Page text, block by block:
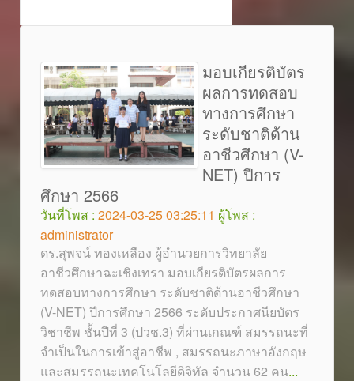
มอบเกียรติบัตร
ผลการทดสอบ
ทางการศึกษา
ระดับชาติด้าน
อาชีวศึกษา (V-
NET) ปีการ
ศึกษา 2566
วันที่โพส : 2024-03-25 03:25:11 ผู้โพส :
administrator
ดร.สุพจน์ ทองเหลือง ผู้อำนวยการวิทยาลัย
อาชีวศึกษาฉะเชิงเทรา มอบเกียรติบัตรผลการ
ทดสอบทางการศึกษา ระดับชาติด้านอาชีวศึกษา
(V-NET) ปีการศึกษา 2566 ระดับประกาศนียบัตร
วิชาชีพ ชั้นปีที่ 3 (ปวช.3) ที่ผ่านเกณฑ์ สมรรถนะที่
จำเป็นในการเข้าสู่อาชีพ , สมรรถนะภาษาอังกฤษ
และสมรรถนะเทคโนโลยีดิจิทัล จำนวน 62 คน...